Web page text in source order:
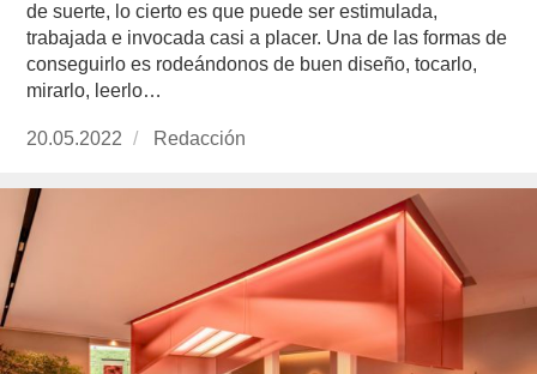
de suerte, lo cierto es que puede ser estimulada,
trabajada e invocada casi a placer. Una de las formas de
conseguirlo es rodeándonos de buen diseño, tocarlo,
mirarlo, leerlo…
Publicado
20.05.2022 https://www.experimenta.es/author/redaccion/
Redacción